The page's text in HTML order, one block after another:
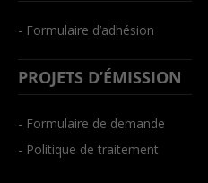
- Formulaire d’adhésion
PROJETS D’ÉMISSION
- Formulaire de demande
- Politique de traitement